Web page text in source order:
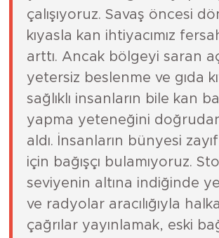
çalışıyoruz. Savaş öncesi
kıyasla kan ihtiyacımız
arttı. Ancak bölgeyi saran
yetersiz beslenme ve gıda
sağlıklı insanların bile kan
yapma yeteneğini
aldı. İnsanların bünyesi
için bağışçı bulamıyoruz.
seviyenin altına indiğinde
ve radyolar aracılığıyla
çağrılar yayınlamak, eski